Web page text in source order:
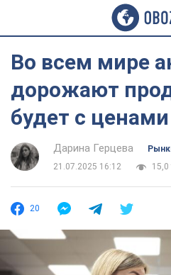
Во всем мире
дорожают
будет с
Дарина Герцева
21.07.2025 16:12
15,0
20